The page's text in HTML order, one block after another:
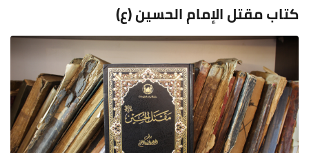
كتاب مقتل الإمام الحسين (ع)